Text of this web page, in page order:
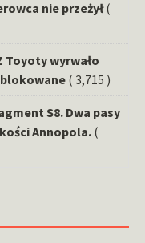
nie przeżył (
Toyoty wyrwało
( 3,715 )
S8. Dwa pasy
Annopola. (